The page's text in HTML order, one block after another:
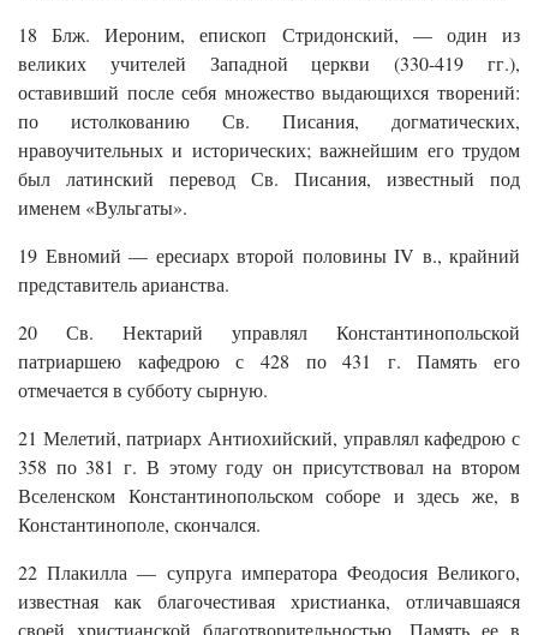
18 Блж. Иероним, епископ Стридонский, — один из
великих учителей Западной церкви (330-419 гг.),
оставивший после себя множество выдающихся творений:
по истолкованию Св. Писания, догматических,
нравоучительных и исторических; важнейшим его трудом
был латинский перевод Св. Писания, известный под
именем «Вульгаты».
19 Евномий — ересиарх второй половины IV в., крайний
представитель арианства.
20 Св. Нектарий управлял Константинопольской
патриаршею кафедрою с 428 по 431 г. Память его
отмечается в субботу сырную.
21 Мелетий, патриарх Антиохийский, управлял кафедрою с
358 по 381 г. В этому году он присутствовал на втором
Вселенском Константинопольском соборе и здесь же, в
Константинополе, скончался.
22 Плакилла — супруга императора Феодосия Великого,
известная как благочестивая христианка, отличавшаяся
своей христианской благотворительностью. Память ее в